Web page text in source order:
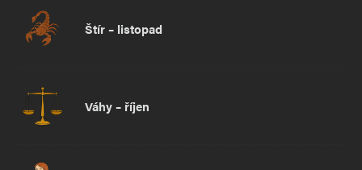
Štír – listopad
Váhy – říjen